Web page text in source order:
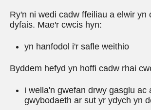
Ry'n ni wedi cadw ffeiliau a elwir yn
dyfais. Mae'r cwcis hyn:
yn hanfodol i'r safle weithio
Byddem hefyd yn hoffi cadw rhai
i wella'n gwefan drwy gasglu ac
gwybodaeth ar sut yr ydych yn